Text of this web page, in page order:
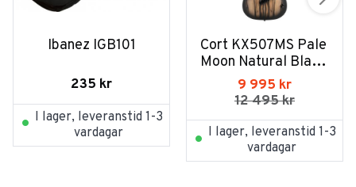
Ibanez IGB101
235 kr
I lager, leveranstid 1-3
vardagar
Cort KX507MS Pale
Moon Natural Black
Burst
9 995 kr
12 495kr
I lager, leveranstid 1-3
vardagar